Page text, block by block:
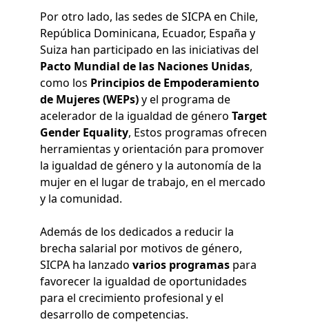
Por otro lado, las sedes de SICPA en Chile,
República Dominicana, Ecuador, España y
Suiza han participado en las iniciativas del
Pacto Mundial de las Naciones Unidas,
como los Principios de Empoderamiento
de Mujeres (WEPs)y el programa de
acelerador de la igualdad de género Target
Gender Equality, Estos programas ofrecen
herramientas y orientación para promover
la igualdad de género y la autonomía de la
mujer en el lugar de trabajo, en el mercado
y la comunidad.
Además de los dedicados a reducir la
brecha salarial por motivos de género,
SICPA ha lanzado varios programaspara
favorecer la igualdad de oportunidades
para el crecimiento profesional y el
desarrollo de competencias.